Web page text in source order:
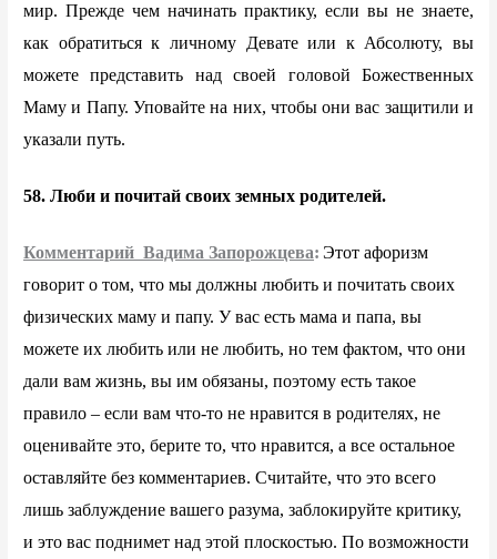
мир. Прежде чем начинать практику, если вы не знаете,
как обратиться к личному Девате или к Абсолюту, вы
можете представить над своей головой Божественных
Маму и Папу. Уповайте на них, чтобы они вас защитили и
указали путь.
58. Люби и почитай своих земных родителей.
Комментарий Вадима Запорожцева: Этот афоризм
говорит о том, что мы должны любить и почитать своих
физических маму и папу. У вас есть мама и папа, вы
можете их любить или не любить, но тем фактом, что они
дали вам жизнь, вы им обязаны, поэтому есть такое
правило – если вам что-то не нравится в родителях, не
оценивайте это, берите то, что нравится, а все остальное
оставляйте без комментариев. Считайте, что это всего
лишь заблуждение вашего разума, заблокируйте критику,
и это вас поднимет над этой плоскостью. По возможности